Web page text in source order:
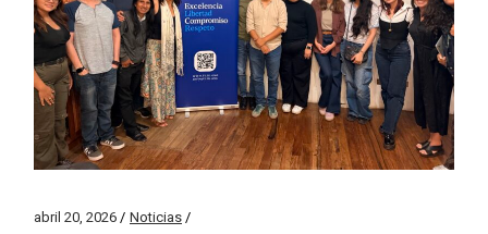
abril 20, 2026
Noticias